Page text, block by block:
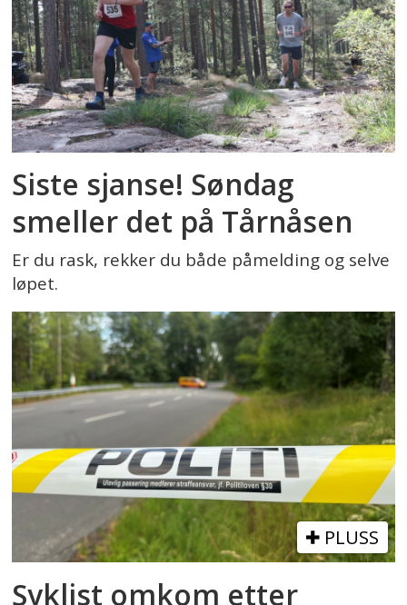
Siste sjanse! Søndag
smeller det på Tårnåsen
Er du rask, rekker du både påmelding og selve
løpet.
PLUSS
Syklist omkom etter